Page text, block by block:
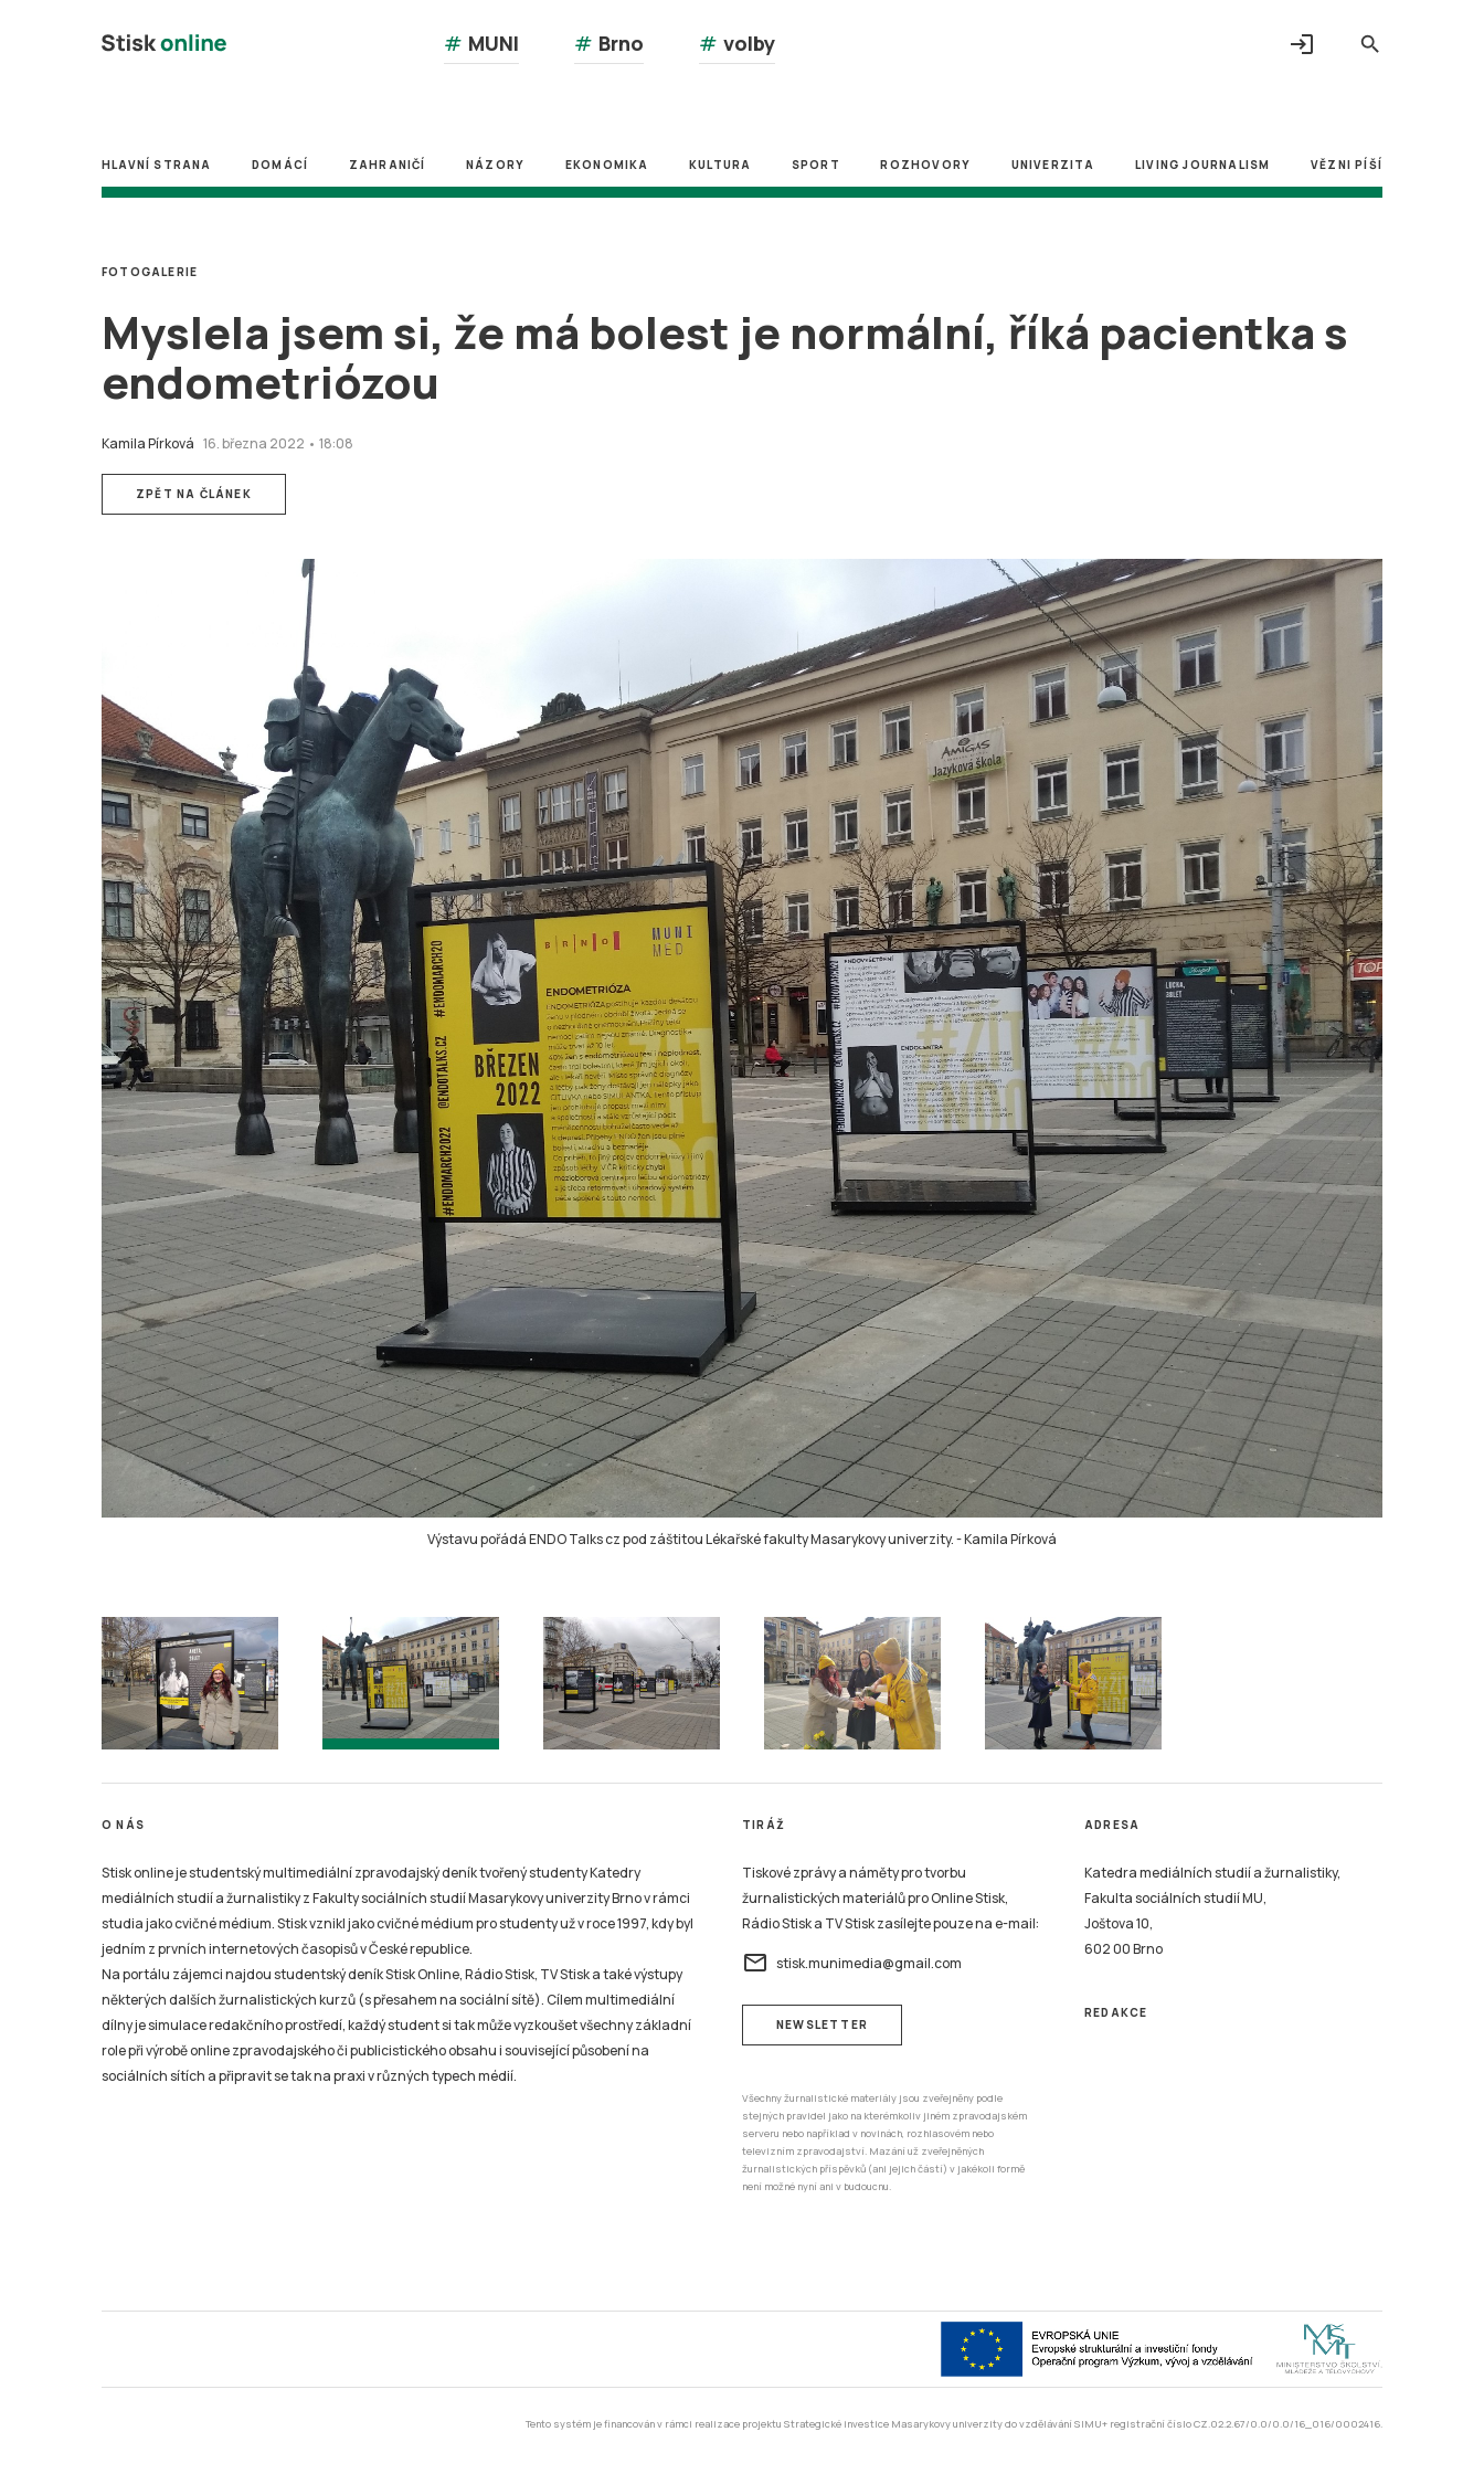
search
# MUNI # Brno # volby login
HLAVNÍ STRANA DOMÁCÍ ZAHRANIČÍ NÁZORY EKONOMIKA KULTURA SPORT ROZHOVORY UNIVERZITA LIVING JOURNALISM VĚZNI PÍŠÍ
Myslela jsem si, že má bolest je normální, říká pacientka s
endometriózou
Kamila Pírková 16. března 2022 • 18:08
FOTOGALERIE
ZPĚT NA ČLÁNEK
Výstavu pořádá ENDO Talks cz pod záštitou Lékařské fakulty Masarykovy univerzity.-Kamila Pírková
O NÁS
Stisk online je studentský multimediální zpravodajský deník tvořený studenty Katedry
mediálních studií a žurnalistiky z Fakulty sociálních studií Masarykovy univerzity Brno v rámci
studia jako cvičné médium. Stisk vznikl jako cvičné médium pro studenty už v roce 1997, kdy byl
jedním z prvních internetových časopisů v České republice.
Na portálu zájemci najdou studentský deník Stisk Online, Rádio Stisk, TV Stisk a také výstupy
některých dalších žurnalistických kurzů (s přesahem na sociální sítě). Cílem multimediální
dílny je simulace redakčního prostředí, každý student si tak může vyzkoušet všechny základní
role při výrobě online zpravodajského či publicistického obsahu i související působení na
sociálních sítích a připravit se tak na praxi v různých typech médií.
TIRÁŽ
Tiskové zprávy a náměty pro tvorbu
žurnalistických materiálů pro Online Stisk,
Rádio Stisk a TV Stisk zasílejte pouze na e-mail:
email stisk.munimedia@gmail.com
NEWSLETTER
Všechny žurnalistické materiály jsou zveřejněny podle
stejných pravidel jako na kterémkoliv jiném zpravodajském
serveru nebo například v novinách, rozhlasovém nebo
televizním zpravodajství. Mazání už zveřejněných
žurnalistických příspěvků (ani jejich částí) v jakékoli formě
není možné nyní ani v budoucnu.
ADRESA
Katedra mediálních studií a žurnalistiky,
Fakulta sociálních studií MU,
Joštova 10,
602 00 Brno
REDAKCE
Tento systém je financován v rámci realizace projektu Strategické investice Masarykovy univerzity do vzdělávání SIMU+ registrační číslo CZ.02.2.67/0.0/0.0/16_016/0002416.